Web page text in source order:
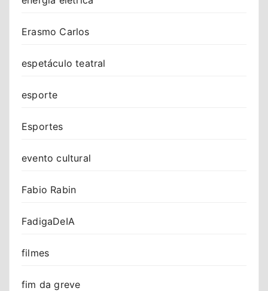
Erasmo Carlos
espetáculo teatral
esporte
Esportes
evento cultural
Fabio Rabin
FadigaDeIA
filmes
fim da greve